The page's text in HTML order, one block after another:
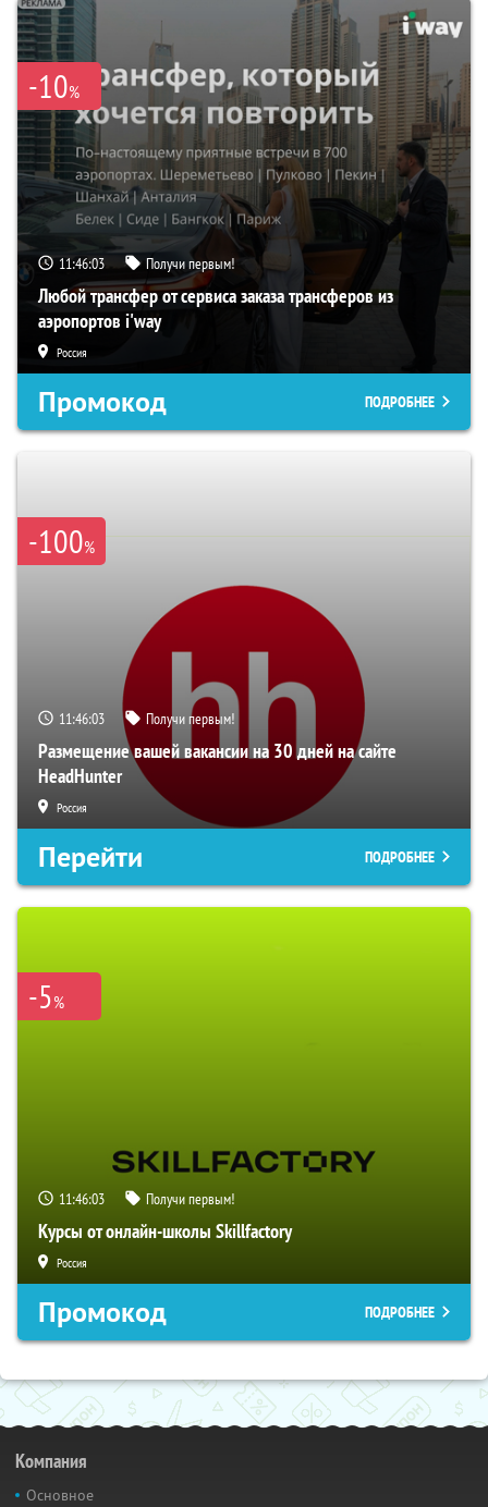
-10%
11:46:02 Получи первым!
Любой трансфер от сервиса заказа трансферов из
аэропортов i'way
Россия
Промокод ПОДРОБНЕЕ
-100%
11:46:02 Получи первым!
Размещение вашей вакансии на 30 дней на сайте
HeadHunter
Россия
Перейти ПОДРОБНЕЕ
-5%
11:46:02 Получи первым!
Курсы от онлайн-школы Skillfactory
Россия
Промокод ПОДРОБНЕЕ
Компания
Основное